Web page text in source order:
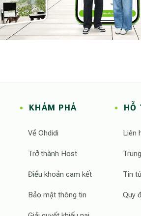
sẽ mang đến cho bạn một kỳ
KHÁM PHÁ
Về Ohdidi
Trở thành Host
Điều khoản cam kết
Bảo mật thông tin
HỖ
Liên
Tin
Quy